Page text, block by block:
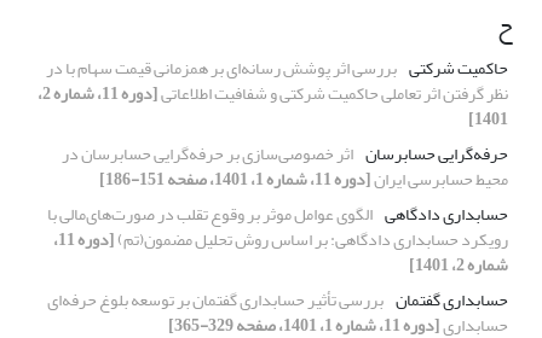
ح
حاکمیت شرکتی بررسی اثر پوشش رسانه‌ای بر همزمانی قیمت‌ سهام با در
نظر گرفتن اثر تعاملی حاکمیت شرکتی و شفافیت اطلاعاتی [دوره 11، شماره 2،
1401]
حرفه‌گرایی حسابرسان اثر خصوصی‌سازی بر حرفه‌گرایی حسابرسان در
محیط حسابرسی ایران[دوره 11، شماره 1، 1401، صفحه 151-186]
حسابداری دادگاهی الگوی عوامل موثر بر وقوع تقلب در صورت‌های‌مالی با
رویکرد حسابداری دادگاهی: بر اساس روش تحلیل مضمون(تم) [دوره 11،
شماره 2، 1401]
حسابداری گفتمان بررسی تأثیر حسابداری گفتمان بر توسعه بلوغ حرفه‌ای
حسابداری[دوره 11، شماره 1، 1401، صفحه 329-365]